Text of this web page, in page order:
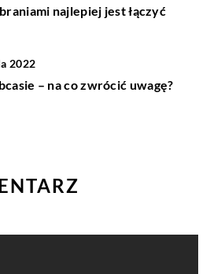
najlepiej jest łączyć
2022
– na co zwrócić uwagę?